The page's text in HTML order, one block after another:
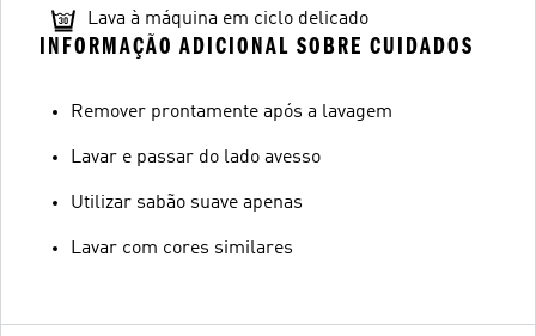
Lava à máquina em ciclo delicado
INFORMAÇÃO ADICIONAL SOBRE CUIDADOS
Remover prontamente após a lavagem
Lavar e passar do lado avesso
Utilizar sabão suave apenas
Lavar com cores similares